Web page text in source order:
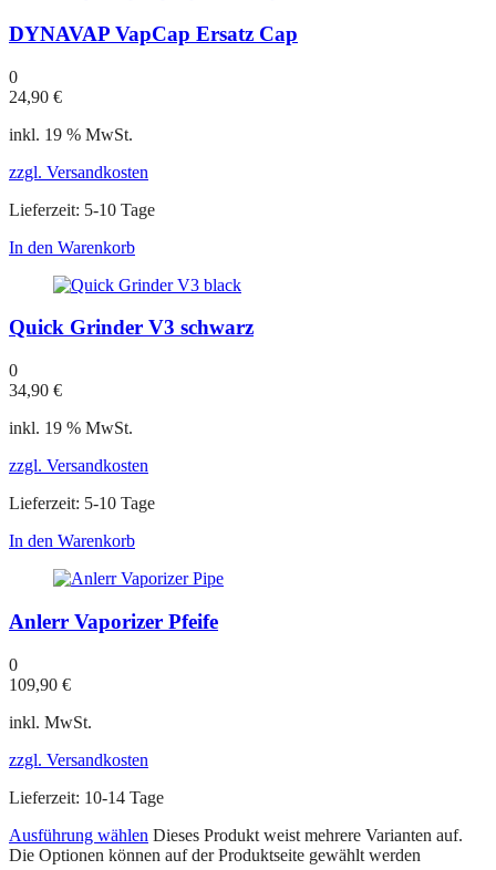
DYNAVAP VapCap Ersatz Cap
0
24,90 €
inkl. 19 % MwSt.
zzgl. Versandkosten
Lieferzeit: 5-10 Tage
In den Warenkorb
Quick Grinder V3 schwarz
0
34,90 €
inkl. 19 % MwSt.
zzgl. Versandkosten
Lieferzeit: 5-10 Tage
In den Warenkorb
Anlerr Vaporizer Pfeife
0
109,90 €
inkl. MwSt.
zzgl. Versandkosten
Lieferzeit: 10-14 Tage
Ausführung wählen Dieses Produkt weist mehrere Varianten auf.
Die Optionen können auf der Produktseite gewählt werden